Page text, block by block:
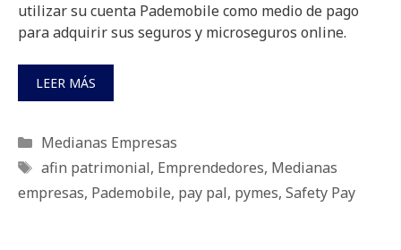
utilizar su cuenta Pademobile como medio de pago
para adquirir sus seguros y microseguros online.
LEER MÁS
Categorías
Medianas Empresas
Etiquetas
afin patrimonial, Emprendedores, Medianas
empresas, Pademobile, pay pal, pymes, Safety Pay